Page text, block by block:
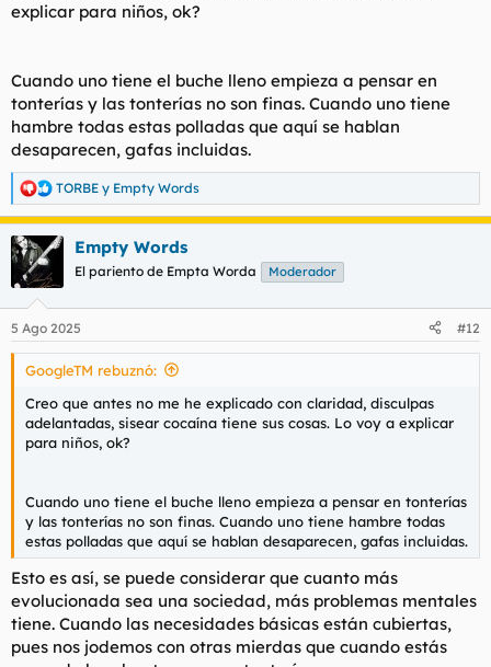
explicar para niños, ok?
Cuando uno tiene el buche lleno empieza a pensar en
tonterías y las tonterías no son finas. Cuando uno tiene
hambre todas estas polladas que aquí se hablan
desaparecen, gafas incluidas.
R
e
a
c
c
i
e
s
TORBE y Empty Words
Empty Words
El pariento de Empta Worda Moderador
5 Ago 2025 #12
GoogleTM rebuznó:
Creo que antes no me he explicado con claridad, disculpas
adelantadas, sisear cocaína tiene sus cosas. Lo voy a explicar
para niños, ok?
Cuando uno tiene el buche lleno empieza a pensar en tonterías
y las tonterías no son finas. Cuando uno tiene hambre todas
estas polladas que aquí se hablan desaparecen, gafas incluidas.
Esto es así, se puede considerar que cuanto más
evolucionada sea una sociedad, más problemas mentales
tiene. Cuando las necesidades básicas están cubiertas,
pues nos jodemos con otras mierdas que cuando estás